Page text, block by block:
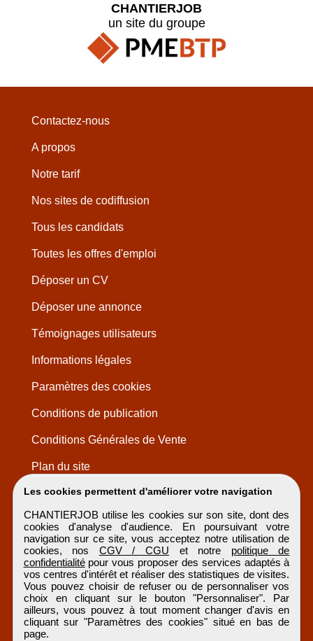
Les cookies permettent d'améliorer votre navigation
CHANTIERJOB utilise les cookies sur son site, dont des
cookies d'analyse d'audience. En poursuivant votre
navigation sur ce site, vous acceptez notre utilisation de
cookies, nos CGV / CGU et notre politique de
confidentialitépour vous proposer des services adaptés à
vos centres d'intérêt et réaliser des statistiques de visites.
Vous pouvez choisir de refuser ou de personnaliser vos
choix en cliquant sur le bouton "Personnaliser". Par
ailleurs, vous pouvez à tout moment changer d'avis en
cliquant sur "Paramètres des cookies" situé en bas de
page.
CHANTIERJOB
un site du groupe
Contactez-nous
A propos
Notre tarif
Nos sites de codiffusion
Tous les candidats
Toutes les offres d'emploi
Déposer un CV
Déposer une annonce
Témoignages utilisateurs
Informations légales
Paramètres des cookies
Conditions de publication
Conditions Générales de Vente
Plan du site